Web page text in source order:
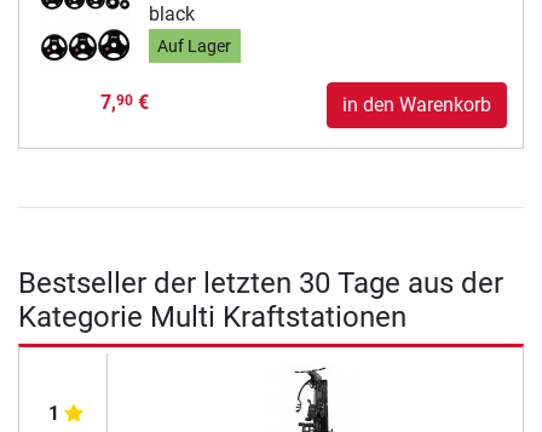
black
Auf Lager
7,90€ in den Warenkorb
Bestseller der letzten 30 Tage aus der
Kategorie Multi Kraftstationen
1